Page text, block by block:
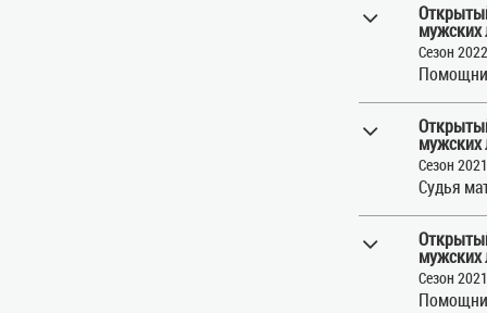
мужских
Сезон
мужских
Сезон
Судья
мужских
Сезон